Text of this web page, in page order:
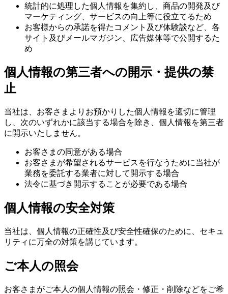
統計的に処理した個人情報を集約し、商品の開発及び
マーケティング、サービスの向上等に役立てるため
お客様からの承諾を得たコメント及び体験談など、各
サイト及びメールマガジン、広告媒体等で公開するた
め
個人情報の第三者への開示・提供の禁
止
当社は、お客さまよりお預かりした個人情報を適切に管理
し、次のいずれかに該当する場合を除き、個人情報を第三者
に開示いたしません。
お客さまの同意がある場合
お客さまが希望されるサービスを行なうために当社が
業務を委託する業者に対して開示する場合
法令に基づき開示することが必要である場合
個人情報の安全対策
当社は、個人情報の正確性及び安全性確保のために、セキュ
リティに万全の対策を講じています。
ご本人の照会
お客さまがご本人の個人情報の照会・修正・削除などをご希